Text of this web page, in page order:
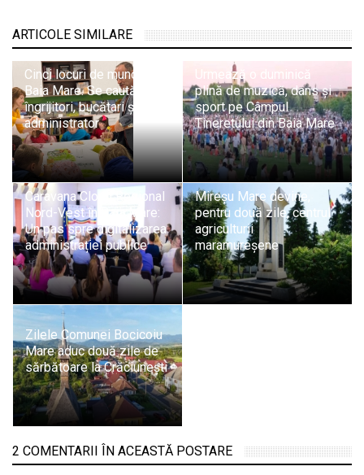
ARTICOLE SIMILARE
Cinci locuri de muncă în
Baia Mare. Se caută
îngrijitori, bucătari și
administrator
Urmează o duminică
plină de muzică, dans și
sport pe Câmpul
Tineretului din Baia Mare
Caravana Cloud Regional
Nord-Vest în Baia Mare:
Un pas spre digitalizarea
administrației publice
Mireșu Mare devine,
pentru două zile, centrul
agriculturii
maramureșene
Zilele Comunei Bocicoiu
Mare aduc două zile de
sărbătoare la Crăciunești
2 COMENTARII ÎN ACEASTĂ POSTARE